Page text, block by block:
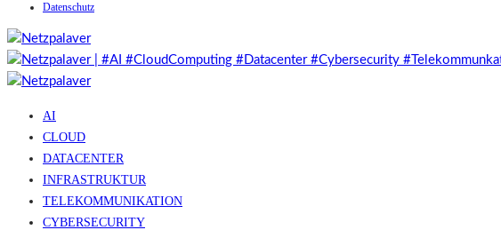
Datenschutz
AI
CLOUD
DATACENTER
INFRASTRUKTUR
TELEKOMMUNIKATION
CYBERSECURITY